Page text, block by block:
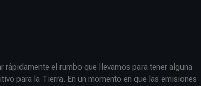
el rumbo que llevamos para tener alguna
para la Tierra. En un momento en que las emisiones